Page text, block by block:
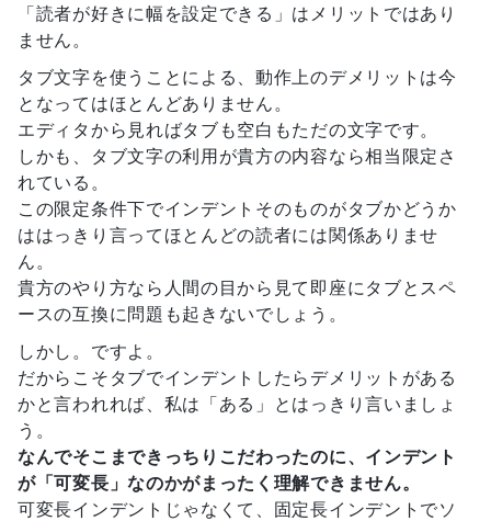
「読者が好きに幅を設定できる」はメリットではあり
ません。
タブ文字を使うことによる、動作上のデメリットは今
となってはほとんどありません。
エディタから見ればタブも空白もただの文字です。
しかも、タブ文字の利用が貴方の内容なら相当限定さ
れている。
この限定条件下でインデントそのものがタブかどうか
ははっきり言ってほとんどの読者には関係ありませ
ん。
貴方のやり方なら人間の目から見て即座にタブとスペ
ースの互換に問題も起きないでしょう。
しかし。ですよ。
だからこそタブでインデントしたらデメリットがある
かと言われれば、私は「ある」とはっきり言いましょ
う。
なんでそこまできっちりこだわったのに、インデント
が「可変長」なのかがまったく理解できません。
可変長インデントじゃなくて、固定長インデントでソ